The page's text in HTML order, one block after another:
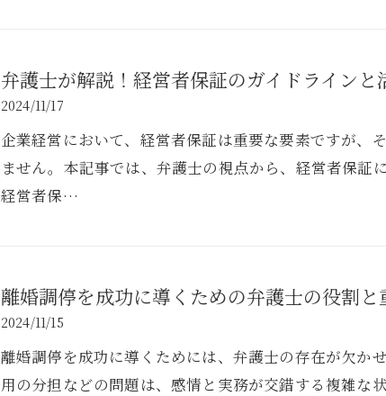
弁護士が解説！経営者保証のガイドラインと
2024/11/17
企業経営において、経営者保証は重要な要素ですが、
ません。本記事では、弁護士の視点から、経営者保証
経営者保…
離婚調停を成功に導くための弁護士の役割と
2024/11/15
離婚調停を成功に導くためには、弁護士の存在が欠か
用の分担などの問題は、感情と実務が交錯する複雑な